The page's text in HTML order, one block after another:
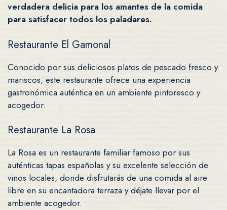
verdadera delicia para los amantes de la comida
para satisfacer todos los paladares.
Restaurante El Gamonal
Conocido por sus deliciosos platos de pescado fresco y
mariscos, este restaurante ofrece una experiencia
gastronómica auténtica en un ambiente pintoresco y
acogedor.
Restaurante La Rosa
La Rosa es un restaurante familiar famoso por sus
auténticas tapas españolas y su excelente selección de
vinos locales, donde disfrutarás de una comida al aire
libre en su encantadora terraza y déjate llevar por el
ambiente acogedor.